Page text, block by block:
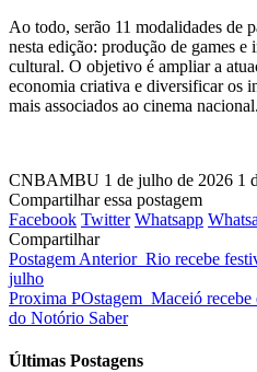
Ao todo, serão 11 modalidades de
nesta edição: produção de games
cultural. O objetivo é ampliar a
economia criativa e diversificar os
mais associados ao cinema nacional.
CNBAMBU 1 de julho de 2026 1
Compartilhar essa postagem
Facebook Twitter Whatsapp
Compartilhar
Postagem Anterior Rio recebe
julho
Proxima POstagem Maceió recebe
do Notório Saber
Últimas Postagens